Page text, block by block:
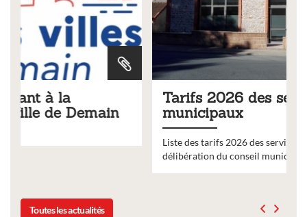
Tarifs 2026 des services
municipaux
Liste des tarifs 2026 des services municipaux,
délibération du conseil municipal du 19 décembre 2025
Toutes les actualités